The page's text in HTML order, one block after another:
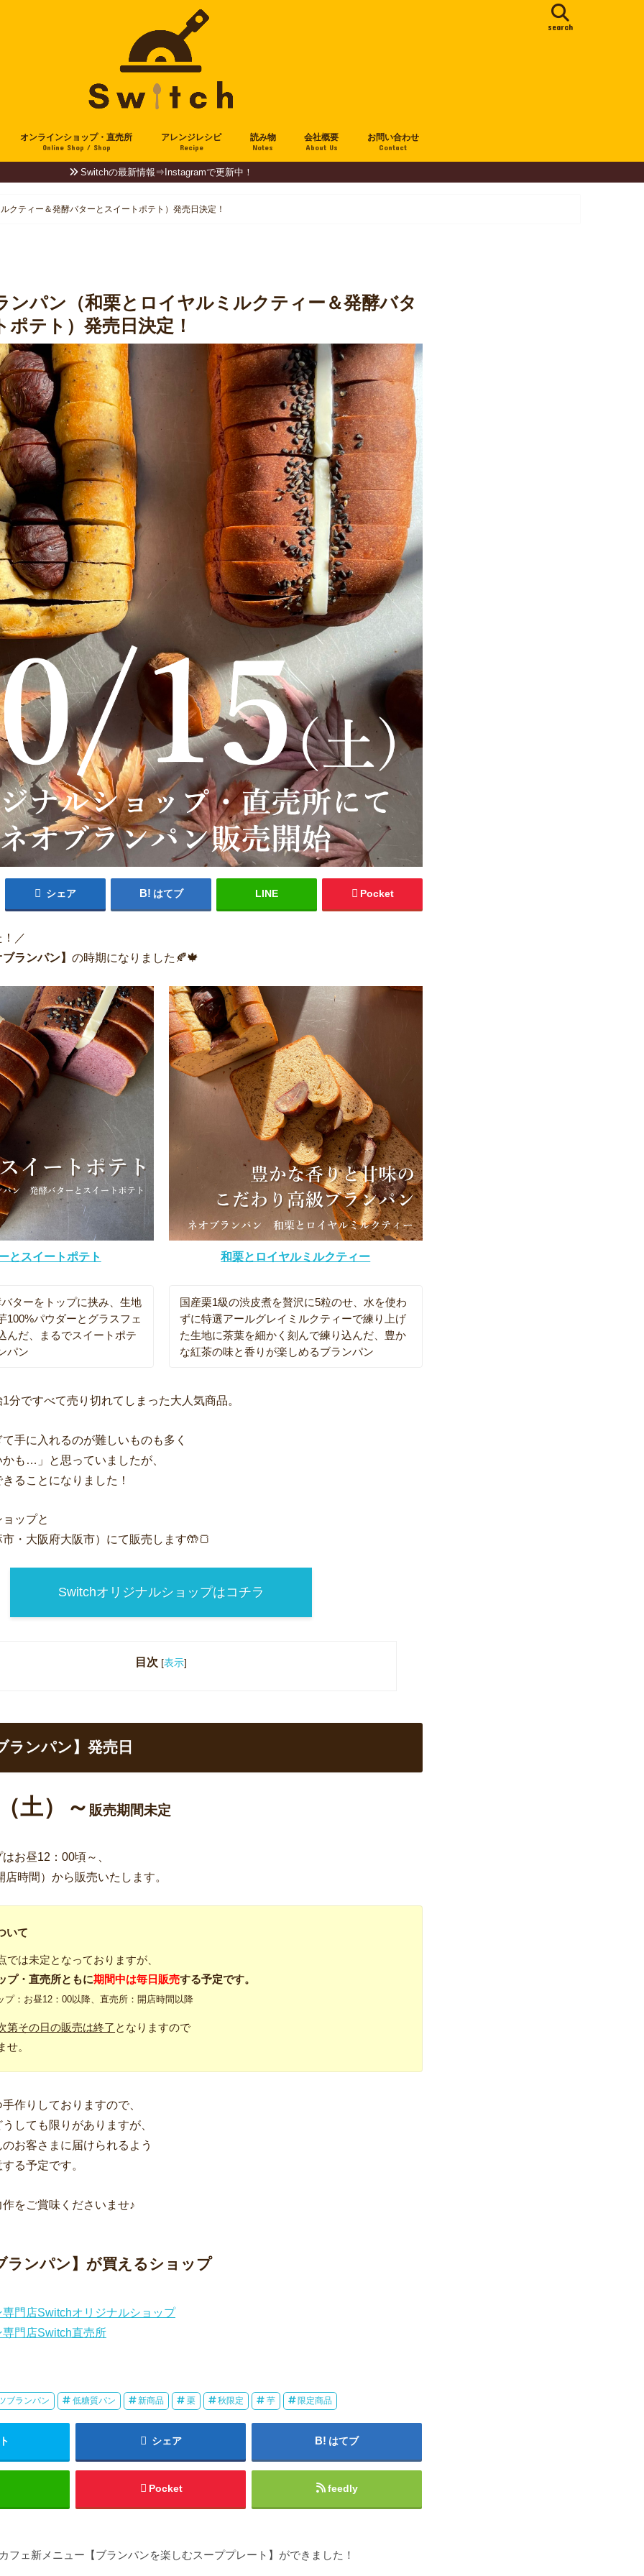
search
オンラインショップ・直売所
Online Shop / Shop
アレンジレシピ
Recipe
読み物
Notes
会社概要
About Us
お問い合わせ
Contact
Switchの最新情報⇒Instagramで更新中！
クティー＆発酵バターとスイートポテト）発売日決定！
ンパン（和栗とロイヤルミルクティー＆発酵バタ
ポテト）発売日決定！
シェア はてブ LINE Pocket
／
ランパン】 の時期になりました🍂🍁
とスイートポテト
ターをトップに挟み、生地
100%パウダーとグラスフェ
んだ、まるでスイートポテ
パン
和栗とロイヤルミルクティー
国産栗1級の渋皮煮を贅沢に5粒のせ、水を使わ
ずに特選アールグレイミルクティーで練り上げ
た生地に茶葉を細かく刻んで練り込んだ、豊か
な紅茶の味と香りが楽しめるブランパン
分ですべて売り切れてしまった大人気商品。
手に入れるのが難しいものも多く
も…」と思っていましたが、
ることになりました！
ップと
・大阪府大阪市）にて販売します🤲🍞
Switchオリジナルショップはコチラ
目次 [表示]
ランパン】発売日
土）～ 販売期間未定
お昼12：00頃～、
時間）から販売いたします。
いて
では未定となっておりますが、
プ・直売所ともに期間中は毎日販売する予定です。
：お昼12：00以降、直売所：開店時間以降
第その日の販売は終了 となりますので
せ。
作りしておりますので、
しても限りがありますが、
お客さまに届けられるよう
る予定です。
をご賞味くださいませ♪
ランパン】が買えるショップ
門店Switchオリジナルショップ
門店Switch直売所
ブランパン 低糖質パン 新商品 栗 秋限定 芋 限定商品
シェア はてブ
Pocket feedly
フェ新メニュー【ブランパンを楽しむスーププレート】ができました！